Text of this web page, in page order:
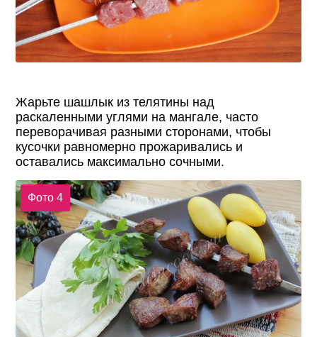
Жарьте шашлык из телятины над
раскаленными углями на мангале, часто
переворачивая разными сторонами, чтобы
кусочки равномерно прожаривались и
оставались максимально сочными.
Фото 4